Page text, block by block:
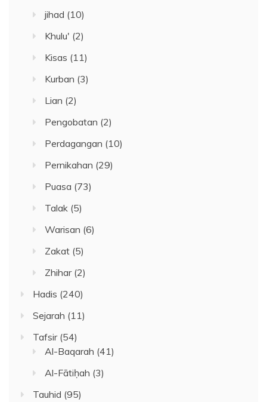
jihad (10)
Khulu' (2)
Kisas (11)
Kurban (3)
Lian (2)
Pengobatan (2)
Perdagangan (10)
Pernikahan (29)
Puasa (73)
Talak (5)
Warisan (6)
Zakat (5)
Zhihar(2)
Hadis (240)
Sejarah (11)
Tafsir(54)
Al-Baqarah (41)
Al-Fātiḥah (3)
Tauhid (95)